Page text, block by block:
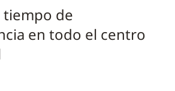
tiempo de
en todo el centro